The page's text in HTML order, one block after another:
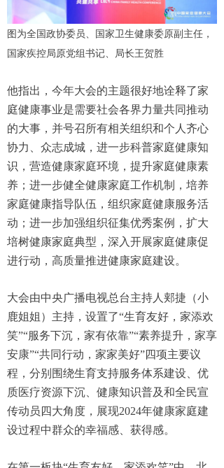
图为全国政协委员、国家卫生健康委原副主任，
国家疾控局原党组书记、局长王贺胜
他指出，今年大会的主题很好地诠释了家
庭健康事业是需要社会各界力量共同推动
的大事，并号召所有相关组织和个人齐心
协力、众志成城，进一步科普家庭健康知
识，营造健康家庭环境，提升家庭健康素
养；进一步健全健康家庭工作机制，培养
家庭健康指导队伍，组织家庭健康服务活
动；进一步加强组织征集优秀案例，扩大
培树健康家庭典型，深入开展家庭健康促
进行动，高质量推进健康家庭建设。
大会由中央广播电视总台主持人郏捷（小
鹿姐姐）主持，设置了“生育友好，家添欢
笑”“服务下沉，家有依靠”“素养提升，家享
安康”“共同行动，家家美好”四项主要议
程，分别围绕生育支持服务体系建设、优
质医疗资源下沉、健康知识普及和全民宣
传动员四大角度，展现2024年健康家庭建
设过程中群众的幸福感、获得感。